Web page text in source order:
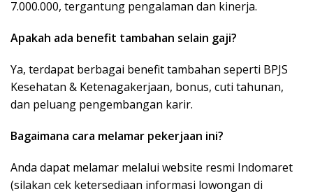
7.000.000, tergantung pengalaman dan kinerja.
Apakah ada benefit tambahan selain gaji?
Ya, terdapat berbagai benefit tambahan seperti BPJS
Kesehatan & Ketenagakerjaan, bonus, cuti tahunan,
dan peluang pengembangan karir.
Bagaimana cara melamar pekerjaan ini?
Anda dapat melamar melalui website resmi Indomaret
(silakan cek ketersediaan informasi lowongan di